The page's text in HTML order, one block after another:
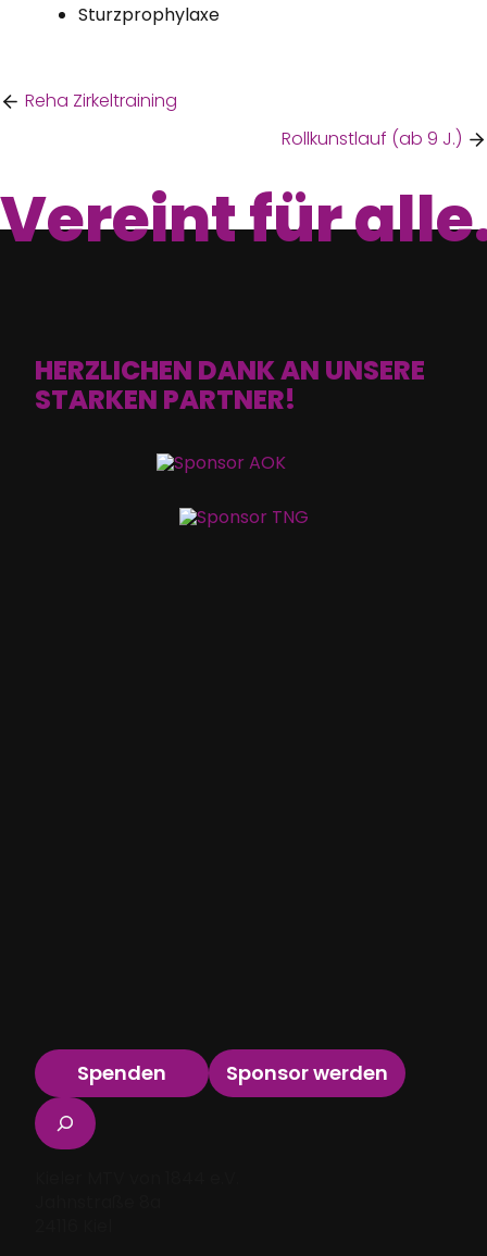
Sturzprophylaxe
Reha Zirkeltraining
Rollkunstlauf (ab 9 J.)
Vereint für
HERZLICHEN DANK AN UNSERE
STARKEN PARTNER!
Spenden Sponsor werden
Suchen